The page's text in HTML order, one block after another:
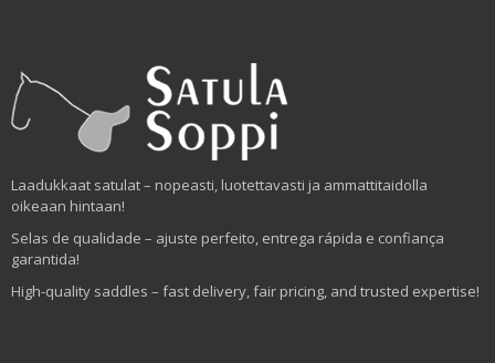
Laadukkaat satulat – nopeasti, luotettavasti ja ammattitaidolla
oikeaan hintaan!
Selas de qualidade – ajuste perfeito, entrega rápida e confiança
garantida!
High-quality saddles – fast delivery, fair pricing, and trusted expertise!